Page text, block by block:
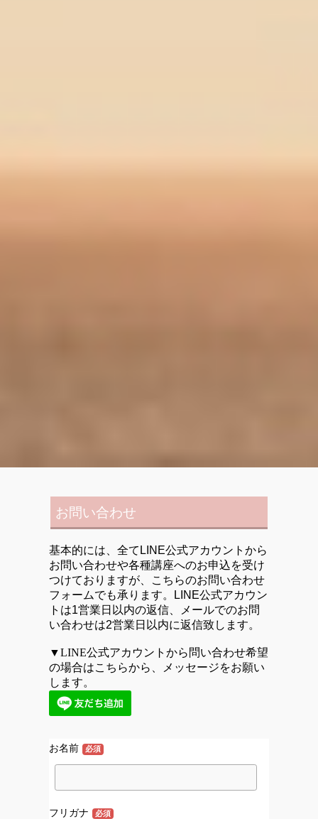
お問い合わせ
基本的には、全てLINE公式アカウントから
お問い合わせや各種講座へのお申込を受け
つけておりますが、こちらのお問い合わせ
フォームでも承ります。LINE公式アカウン
トは1営業日以内の返信、メールでのお問
い合わせは2営業日以内に返信致します。
▼LINE公式アカウントから問い合わせ希望
の場合はこちらから、メッセージをお願い
します。
お名前 必須
フリガナ 必須